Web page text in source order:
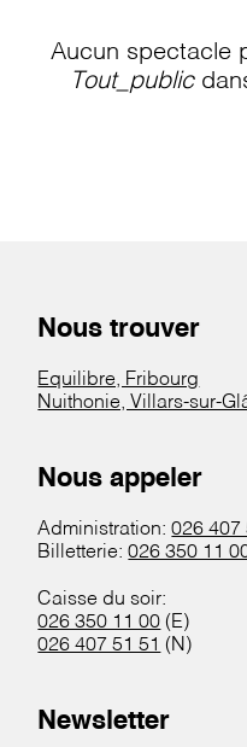
Aucun spectacle
Tout_public
Nous trouver
Equilibre, Fribourg
Nuithonie, Villars-sur-
Nous appeler
Administration:026 407
Billetterie:026 350 11
Caisse du soir:
026 350 11 00 (E)
026 407 51 51 (N)
Newsletter